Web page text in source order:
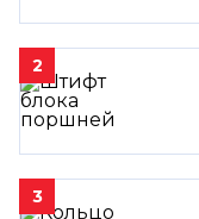
2
3